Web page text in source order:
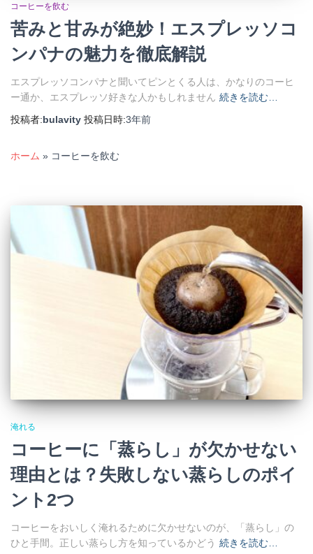
コーヒーを飲む
苦みと甘みが絶妙！エスプレッソコ
ンパナの魅力を徹底解説
エスプレッソコンパナと聞いてピンとくる人は、かなりのコーヒ
ー通か、エスプレッソ好きな人かもしれません 続きを読む…
投稿者:bulavity 投稿日時:3年前
ホーム » コーヒーを飲む
淹れる
コーヒーに「蒸らし」が欠かせない
理由とは？失敗しない蒸らしのポイ
ント2つ
コーヒーをおいしく淹れるために欠かせないのが、「蒸らし」の
ひと手間。正しい蒸らし方を知っているかどう 続きを読む…